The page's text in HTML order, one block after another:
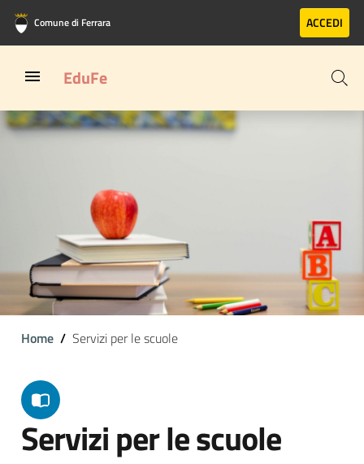
Vai al contenuto principale
Vai al footer
Comune di Ferrara ACCEDI
EduFe
Home Servizi per le scuole
Servizi per le scuole